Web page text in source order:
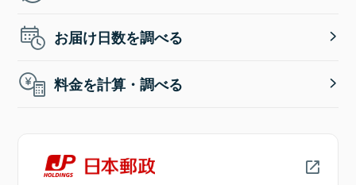
お届け日数を調べる
料金を計算・調べる